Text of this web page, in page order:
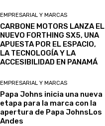
EMPRESARIAL Y MARCAS
CARBONE MOTORS LANZA EL
NUEVO FORTHING SX5, UNA
APUESTA POR EL ESPACIO,
LA TECNOLOGÍA Y LA
ACCESIBILIDAD EN PANAMÁ
EMPRESARIAL Y MARCAS
Papa Johns inicia una nueva
etapa para la marca con la
apertura de Papa JohnsLos
Andes